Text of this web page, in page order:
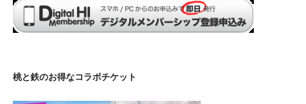
桃と鉄のお得なコラボチケット